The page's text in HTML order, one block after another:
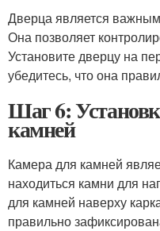
Дверца является
Она позволяет
Установите дверцу на
убедитесь, что она
Шаг 6:
камней
Камера для камней
находиться камни для
для камней наверху
правильно